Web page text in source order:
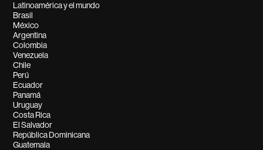
Latinoamérica y el mundo
Brasil
México
Argentina
Colombia
Venezuela
Chile
Perú
Ecuador
Panamá
Uruguay
Costa Rica
El Salvador
República Dominicana
Guatemala